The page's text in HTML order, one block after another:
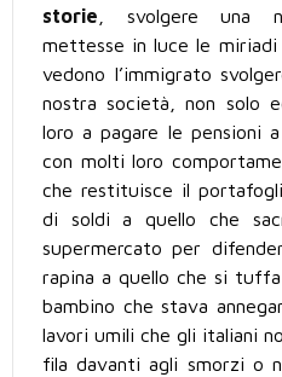
storie , svolgere una
mettesse in luce le
vedono l’immigrato
nostra società, non solo
loro a pagare le pensioni
con molti loro
che restituisce il
di soldi a quello che
supermercato per
rapina a quello che si
bambino che stava
lavori umili che gli italiani
fila davanti agli smorzi o